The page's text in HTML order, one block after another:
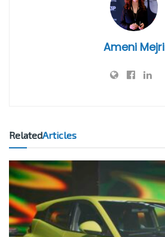
Ameni Mejri
RelatedArticles